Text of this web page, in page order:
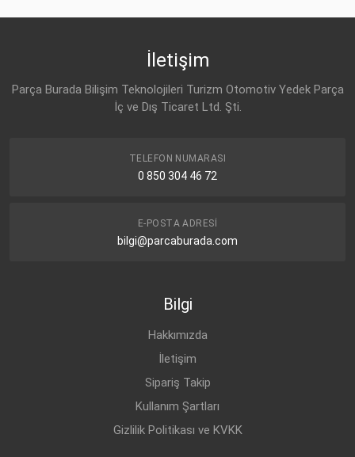
İletişim
Parça Burada Bilişim Teknolojileri Turizm Otomotiv Yedek Parça
İç ve Dış Ticaret Ltd. Şti.
TELEFON NUMARASI
0 850 304 46 72
E-POSTA ADRESI
bilgi@parcaburada.com
Bilgi
Hakkımızda
İletişim
Sipariş Takip
Kullanım Şartları
Gizlilik Politikası ve KVKK